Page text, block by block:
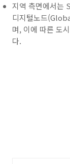
지역 측면에서는
디지털노드
며, 이에 따른 도
다.